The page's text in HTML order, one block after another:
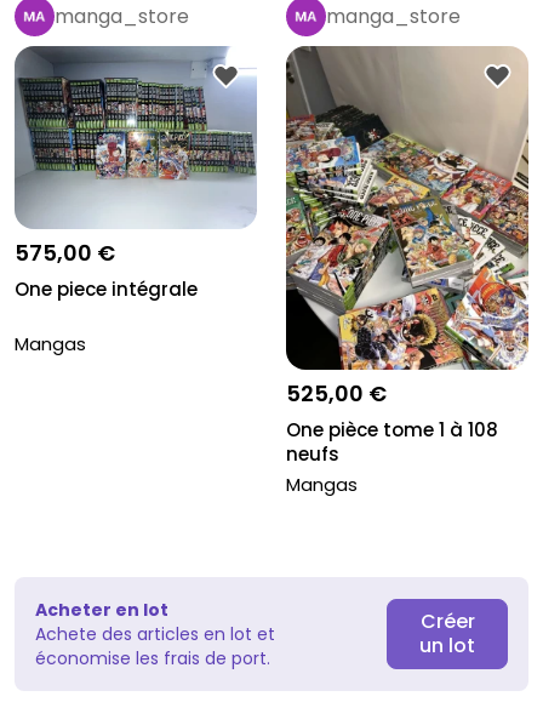
manga_store
575,00 €
One piece intégrale
Mangas
manga_store
525,00 €
One pièce tome 1 à 108
neufs
Mangas
Acheter en lot
Achete des articles en lot et
économise les frais de port.
Créer
un lot